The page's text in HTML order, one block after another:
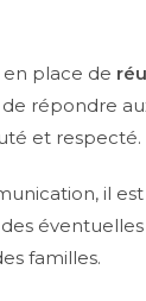
place de
répondre
et respecté.
il
familles.